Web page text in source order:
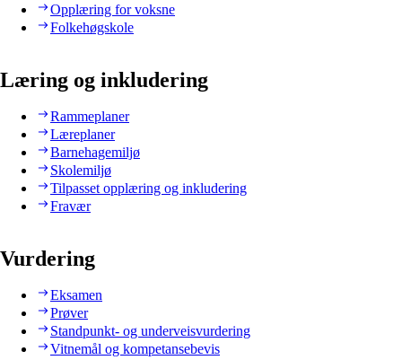
Opplæring for voksne
Folkehøgskole
Læring og inkludering
Rammeplaner
Læreplaner
Barnehagemiljø
Skolemiljø
Tilpasset opplæring og inkludering
Fravær
Vurdering
Eksamen
Prøver
Standpunkt- og underveisvurdering
Vitnemål og kompetansebevis